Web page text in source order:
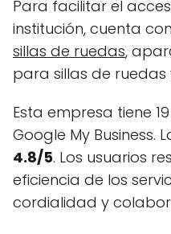
Para facilitar el
institución, cuenta con
sillas de ruedas,
para sillas de ruedas
Esta empresa tiene
Google My Business.
4.8/5. Los usuarios
eficiencia de los
cordialidad y